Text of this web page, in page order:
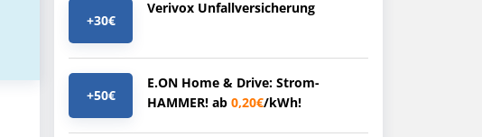
+30€
Verivox Unfallversicherung
+50€
E.ON Home & Drive: Strom-
HAMMER! ab 0,20€/kWh!